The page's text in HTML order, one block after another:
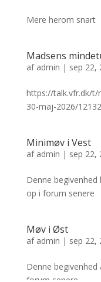
Mere herom snart
Madsens
af admin | sep 22,
https://talk.vfr.dk/t/
30-maj-2026/12132
Minimøv i Vest
af admin | sep 22,
Denne
op i forum senere
Møv i Øst
af admin | sep 22,
Denne